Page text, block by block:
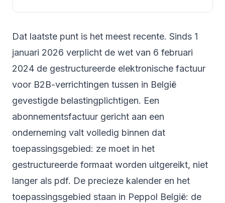
Dat laatste punt is het meest recente. Sinds 1
januari 2026 verplicht de wet van 6 februari
2024 de gestructureerde elektronische factuur
voor B2B-verrichtingen tussen in België
gevestigde belastingplichtigen. Een
abonnementsfactuur gericht aan een
onderneming valt volledig binnen dat
toepassingsgebied: ze moet in het
gestructureerde formaat worden uitgereikt, niet
langer als pdf. De precieze kalender en het
toepassingsgebied staan in Peppol België: de